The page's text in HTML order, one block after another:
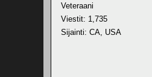
Veteraani
Viestit: 1,735
Sijainti: CA, USA